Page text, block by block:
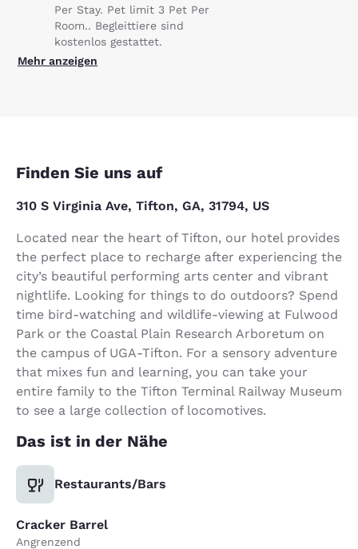
Per Stay. Pet limit 3 Pet Per
Room.. Begleittiere sind
kostenlos gestattet.
Mehr anzeigen
Finden Sie uns auf
310 S Virginia Ave, Tifton, GA, 31794, US
Located near the heart of Tifton, our hotel provides
the perfect place to recharge after experiencing the
city’s beautiful performing arts center and vibrant
nightlife. Looking for things to do outdoors? Spend
time bird-watching and wildlife-viewing at Fulwood
Park or the Coastal Plain Research Arboretum on
the campus of UGA-Tifton. For a sensory adventure
that mixes fun and learning, you can take your
entire family to the Tifton Terminal Railway Museum
to see a large collection of locomotives.
Das ist in der Nähe
Restaurants/Bars
Cracker Barrel
Angrenzend